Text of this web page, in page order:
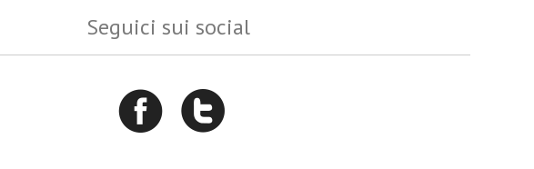
Seguici sui social